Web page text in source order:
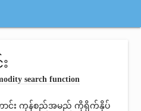
search function
ကောင်း ကုန်စည်အမည် ကိုရိုက်နှိပ်